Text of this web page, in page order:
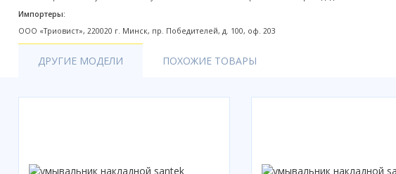
Импортеры:
ООО «Триовист», 220020 г. Минск, пр. Победителей, д. 100, оф. 203
ДРУГИЕ МОДЕЛИ ПОХОЖИЕ ТОВАРЫ